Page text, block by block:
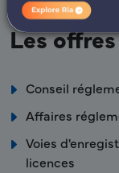
Les
Conseil
Affaires
Voies
licences